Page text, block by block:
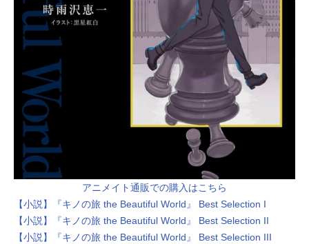
アニメイト通販での購入はこちら
【小説】『キノの旅 the Beautiful World』 Best Selection I
【小説】『キノの旅 the Beautiful World』 Best Selection II
【小説】『キノの旅 the Beautiful World』 Best Selection III